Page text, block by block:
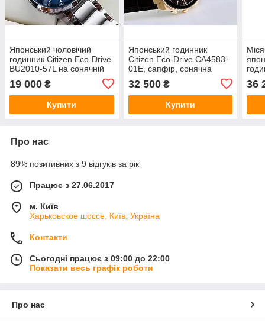
Японський чоловічий
годинник Citizen Eco-Drive
BU2010-57L на сонячній
19 000 ₴
Купити
Японський годинник
Citizen Eco-Drive CA4583-
01E, сапфір, сонячна
32 500₴
Купити
36
Про нас
89% позитивних з 9 відгуків за рік
Працює з 27.06.2017
м. Київ
Харьковское шоссе, Київ, Україна
Контакти
Сьогодні працює з 09:00 до 22:00
Показати весь графік роботи
Про нас